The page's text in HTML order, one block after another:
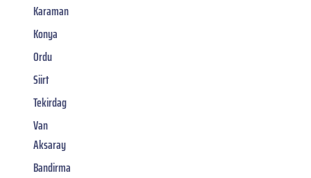
Karaman
Konya
Ordu
Siirt
Tekirdag
Van
Aksaray
Bandirma